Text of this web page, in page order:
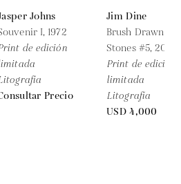
Johns
I, 1972
de edición
Precio
Jim Dine
Brush Drawn On
Stones #5,2010
Print de edición
limitada
Litografía
USD 4,000